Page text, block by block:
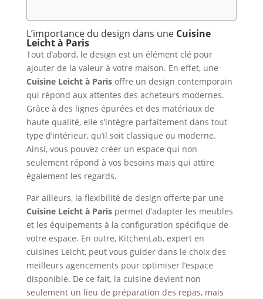
L’importance du design dans une Cuisine
Leicht à Paris
Tout d’abord, le design est un élément clé pour
ajouter de la valeur à votre maison. En effet, une
Cuisine Leicht à Parisoffre un design contemporain
qui répond aux attentes des acheteurs modernes.
Grâce à des lignes épurées et des matériaux de
haute qualité, elle s’intègre parfaitement dans tout
type d’intérieur, qu’il soit classique ou moderne.
Ainsi, vous pouvez créer un espace qui non
seulement répond à vos besoins mais qui attire
également les regards.
Par ailleurs, la flexibilité de design offerte par une
Cuisine Leicht à Parispermet d’adapter les meubles
et les équipements à la configuration spécifique de
votre espace. En outre, KitchenLab, expert en
cuisines Leicht, peut vous guider dans le choix des
meilleurs agencements pour optimiser l’espace
disponible. De ce fait, la cuisine devient non
seulement un lieu de préparation des repas, mais